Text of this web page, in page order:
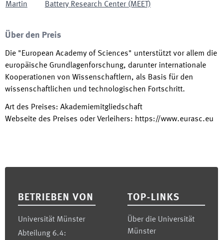
Martin
Battery Research Center (MEET)
Über den Preis
Die "European Academy of Sciences" unterstützt vor allem die
europäische Grundlagenforschung, darunter internationale
Kooperationen von Wissenschaftlern, als Basis für den
wissenschaftlichen und technologischen Fortschritt.
Art des Preises: Akademiemitgliedschaft
Webseite des Preises oder Verleihers: https://www.eurasc.eu
BETRIEBEN VON
Universität Münster
Abteilung 6.4:
TOP-LINKS
Über die Universität
Münster